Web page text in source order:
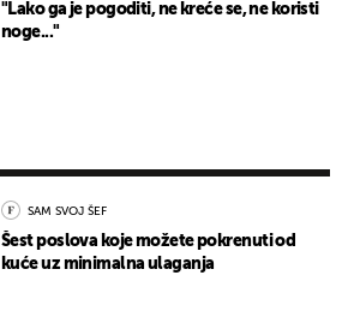
"Lako ga je pogoditi, ne kreće se, ne koristi
noge..."
SAM SVOJ ŠEF
Šest poslova koje možete pokrenuti od
kuće uz minimalna ulaganja